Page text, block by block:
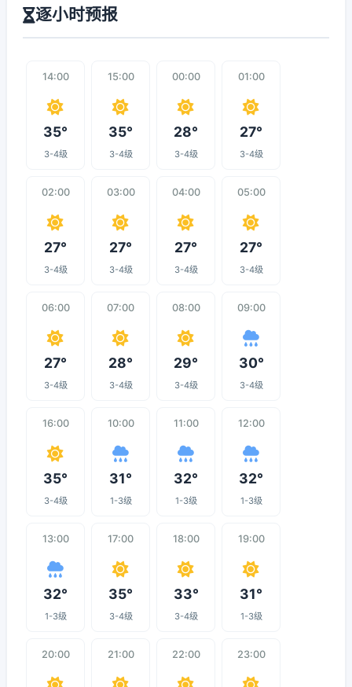
逐小时预报
14:00
35°
3-4级
15:00
35°
3-4级
00:00
28°
3-4级
01:00
27°
3-4级
02:00
27°
3-4级
03:00
27°
3-4级
04:00
27°
3-4级
05:00
27°
3-4级
06:00
27°
3-4级
07:00
28°
3-4级
08:00
29°
3-4级
09:00
30°
3-4级
16:00
35°
3-4级
10:00
31°
1-3级
11:00
32°
1-3级
12:00
32°
1-3级
13:00
32°
1-3级
17:00
35°
3-4级
18:00
33°
3-4级
19:00
31°
1-3级
20:00 21:00 22:00 23:00